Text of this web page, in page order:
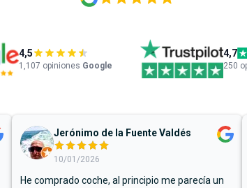
4,5
1,107 opiniones Google
4,7
250
Jerónimo de la Fuente Valdés
10/01/2026
He comprado coche, al principio me parecía un